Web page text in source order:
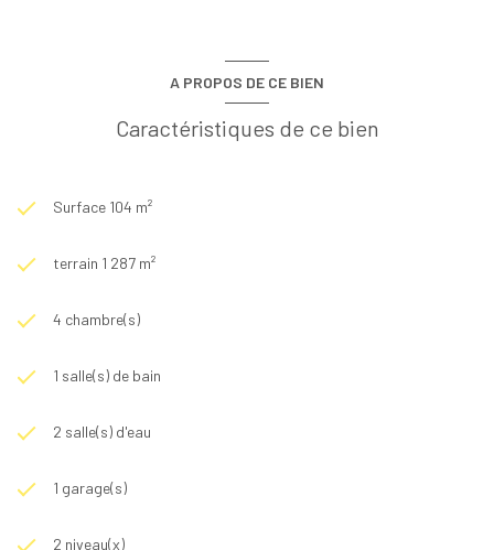
A PROPOS DE CE BIEN
Caractéristiques de ce bien
Surface 104 m²
terrain 1 287 m²
4 chambre(s)
1 salle(s) de bain
2 salle(s) d'eau
1 garage(s)
2 niveau(x)